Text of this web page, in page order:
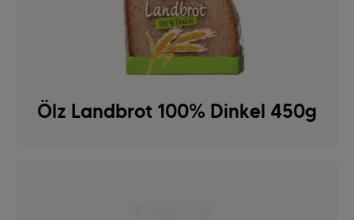
Ölz Landbrot 100% Dinkel 450g